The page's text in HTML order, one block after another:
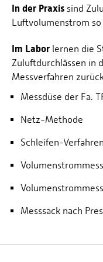
In der Praxis sind
Luftvolumenstrom
Im Labor lernen die
Zuluftdurchlässen in
Messverfahren
Messdüse der Fa.
Netz-Methode
Schleifen-Verfahren
Messsack nach